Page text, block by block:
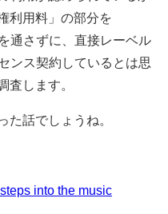
利用料」の部分を
通さずに、直接レーベル
ンス契約しているとは思
査します。
た話でしょうね。
into the music